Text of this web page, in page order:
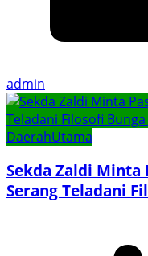
admin
DaerahUtama
Sekda Zaldi Minta
Serang Teladani